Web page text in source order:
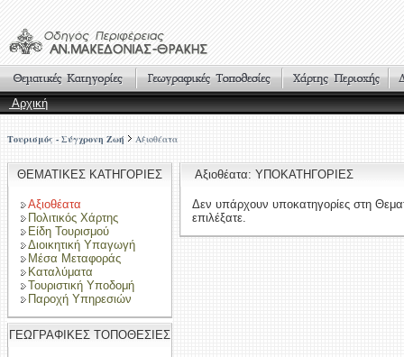
Αρχική
Τουρισμός - Σύγχρονη Ζωή Αξιοθέατα
ΘΕΜΑΤΙΚΕΣ ΚΑΤΗΓΟΡΙΕΣ
Αξιοθέατα
Πολιτικός Χάρτης
Είδη Τουρισμού
Διοικητική Υπαγωγή
Μέσα Μεταφοράς
Καταλύματα
Τουριστική Υποδομή
Παροχή Υπηρεσιών
ΓΕΩΓΡΑΦΙΚΕΣ ΤΟΠΟΘΕΣΙΕΣ
Αξιοθέατα: ΥΠΟΚΑΤΗΓΟΡΙΕΣ
Δεν υπάρχουν υποκατηγορίες στη
επιλέξατε.